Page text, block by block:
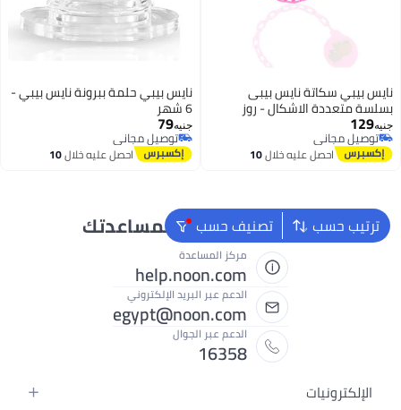
نايس بيبي سكاتة نايس بيبى
بسلسة متعددة الاشكال - روز
جنيه129
توصيل مجاني
توصيل مجانياحصل عليه خلال10
نايس بيبي حلمة ببرونة نايس بيبي -
6 شهر
جنيه79
توصيل مجاني
توصيل مجانياحصل عليه خلال10
ترتيب حسب تصنيف حسب
نحن دائماً جاهزون لمساعدتك
مركز المساعدة
help.noon.com
الدعم عبر البريد الإلكتروني
egypt@noon.com
الدعم عبر الجوال
16358
الإلكترونيات